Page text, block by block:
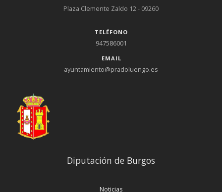
Plaza Clemente Zaldo 12 - 09260
TELÉFONO
947586001
EMAIL
ayuntamiento@pradoluengo.es
Diputación de Burgos
Noticias